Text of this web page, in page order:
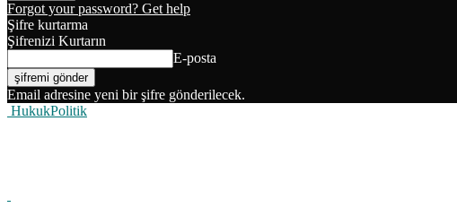
Forgot your password? Get help
Şifre kurtarma
Şifrenizi Kurtarın
E-posta
Email adresine yeni bir şifre gönderilecek.
HukukPolitik